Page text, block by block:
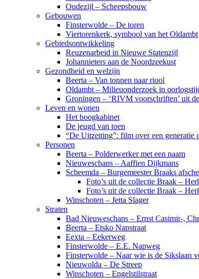
Oudezijl – Scheepsbouw
Gebouwen
Finsterwolde – De toren
Viertorenkerk, symbool van het Oldambt
Gebiedsontwikkeling
Reuzenarbeid in Nieuwe Statenzijl
Johannieters aan de Noordzeekust
Gezondheid en welzijn
Beerta – Van tonnen naar riool
Oldambt – Milieuonderzoek in
Groningen – ‘RIVM voorschriften’ uit
Leven en wonen
Het boogkabinet
De jeugd van toen
“De Uitzetting”: film over een generatie
Personen
Beerta – Polderwerker met een naam
Nieuweschans – Aaffien Dijkmans
Scheemda – Burgemeester Braaks
Foto’s uit de collectie Braak –
Foto’s uit de collectie Braak –
Winschoten – Jetta Slager
Straten
Bad Nieuweschans – Ernst Casimir-,
Beerta – Etsko Napstraat
Eexta – Eekerweg
Finsterwolde – E.E. Napweg
Finsterwolde – Naar wie is de Sikslaan
Nieuwolda – De Streep
Winschoten – Engelstilstraat